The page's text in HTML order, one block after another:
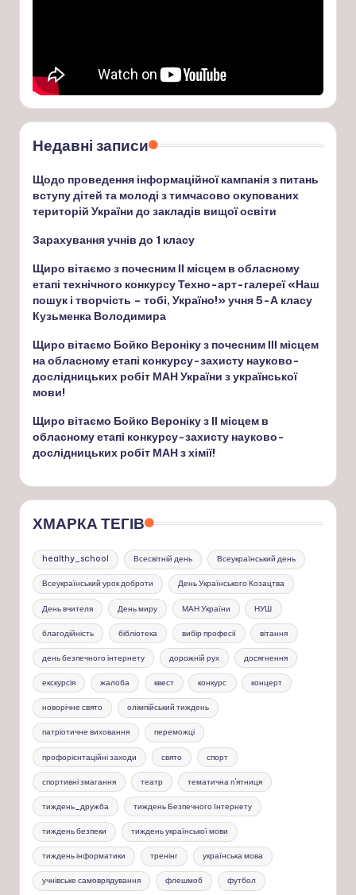
Недавні записи
Щодо проведення інформаційної кампанія з питань
вступу дітей та молоді з тимчасово окупованих
територій України до закладів вищої освіти
Зарахування учнів до 1 класу
Щиро вітаємо з почесним ІІ місцем в обласному
етапі технічного конкурсу Техно-арт-галереї «Наш
пошук і творчість – тобі, Україно!» учня 5-А класу
Кузьменка Володимира
Щиро вітаємо Бойко Вероніку з почесним ІІІ місцем
на обласному етапі конкурсу-захисту науково-
дослідницьких робіт МАН України з української
мови!
Щиро вітаємо Бойко Вероніку з ІІ місцем в
обласному етапі конкурсу-захисту науково-
дослідницьких робіт МАН з хімії!
ХМАРКА ТЕГІВ
healthy_school Всесвітній день Всеукраїнський день
Всеукраїнський урок доброти День Українського Козацтва
День вчителя День миру МАН України НУШ
благодійність бібліотека вибір професії вітання
день безпечного інтернету дорожній рух досягнення
екскурсія жалоба квест конкурс концерт
новорічне свято олімпійський тиждень
патріотичне виховання переможці
профорієнтаційні заходи свято спорт
спортивні змагання театр тематична п'ятниця
тиждень_дружба тиждень Безпечного Інтернету
тиждень безпеки тиждень української мови
тиждень інформатики тренінг українська мова
учнівське самоврядування флешмоб футбол